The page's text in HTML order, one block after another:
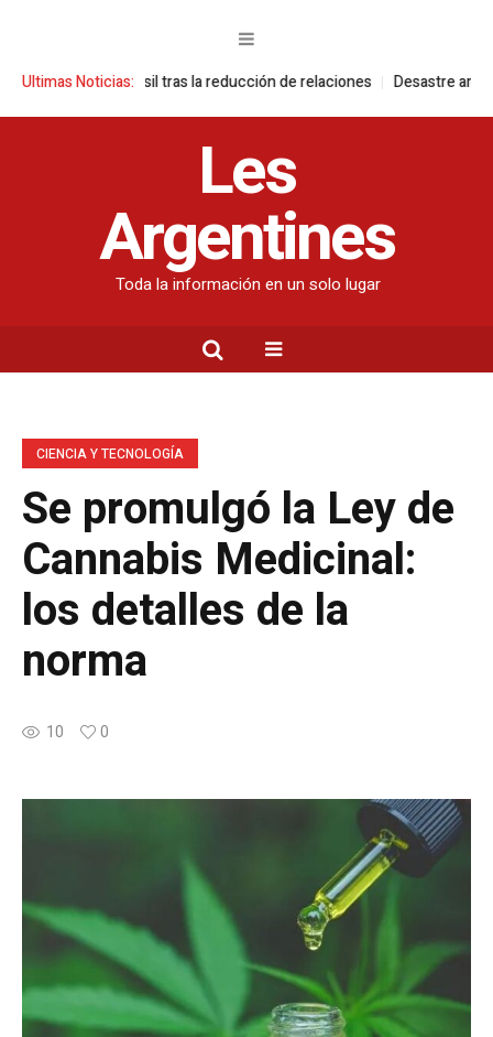
Ultimas Noticias:
Brasil tras la reducción de relaciones Desastre ambiental en la
Les
Argentines
Toda la información en un solo lugar
CIENCIA Y TECNOLOGÍA
Se promulgó la Ley de
Cannabis Medicinal:
los detalles de la
norma
10 0